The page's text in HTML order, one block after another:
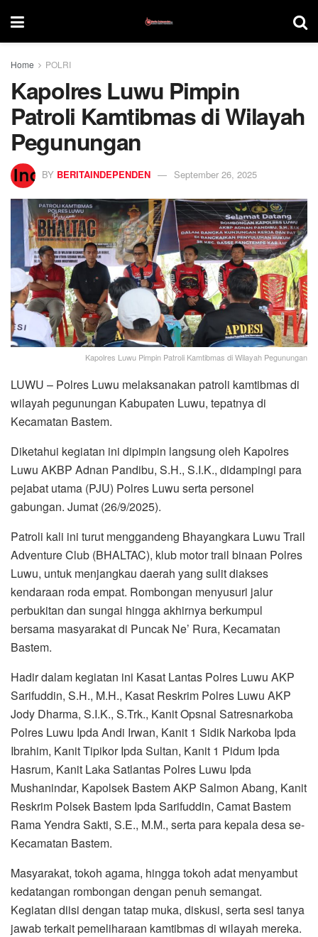
Home POLRI
Kapolres Luwu Pimpin
Patroli Kamtibmas di Wilayah
Pegunungan
BY BERITAINDEPENDEN September 26, 2025
Kapolres Luwu Pimpin Patroli Kamtibmas di Wilayah Pegunungan
LUWU – Polres Luwu melaksanakan patroli kamtibmas di
wilayah pegunungan Kabupaten Luwu, tepatnya di
Kecamatan Bastem.
Diketahui kegiatan ini dipimpin langsung oleh Kapolres
Luwu AKBP Adnan Pandibu, S.H., S.I.K., didampingi para
pejabat utama (PJU) Polres Luwu serta personel
gabungan. Jumat (26/9/2025).
Patroli kali ini turut menggandeng Bhayangkara Luwu Trail
Adventure Club (BHALTAC), klub motor trail binaan Polres
Luwu, untuk menjangkau daerah yang sulit diakses
kendaraan roda empat. Rombongan menyusuri jalur
perbukitan dan sungai hingga akhirnya berkumpul
bersama masyarakat di Puncak Ne’ Rura, Kecamatan
Bastem.
Hadir dalam kegiatan ini Kasat Lantas Polres Luwu AKP
Sarifuddin, S.H., M.H., Kasat Reskrim Polres Luwu AKP
Jody Dharma, S.I.K., S.Trk., Kanit Opsnal Satresnarkoba
Polres Luwu Ipda Andi Irwan, Kanit 1 Sidik Narkoba Ipda
Ibrahim, Kanit Tipikor Ipda Sultan, Kanit 1 Pidum Ipda
Hasrum, Kanit Laka Satlantas Polres Luwu Ipda
Mushanindar, Kapolsek Bastem AKP Salmon Abang, Kanit
Reskrim Polsek Bastem Ipda Sarifuddin, Camat Bastem
Rama Yendra Sakti, S.E., M.M., serta para kepala desa se-
Kecamatan Bastem.
Masyarakat, tokoh agama, hingga tokoh adat menyambut
kedatangan rombongan dengan penuh semangat.
Kegiatan diisi dengan tatap muka, diskusi, serta sesi tanya
jawab terkait pemeliharaan kamtibmas di wilayah mereka.